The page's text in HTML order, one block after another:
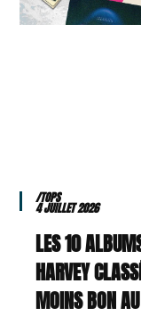
/TOPS
4 JUILLET 2026
LES 10
HARVEY
MOINS BON